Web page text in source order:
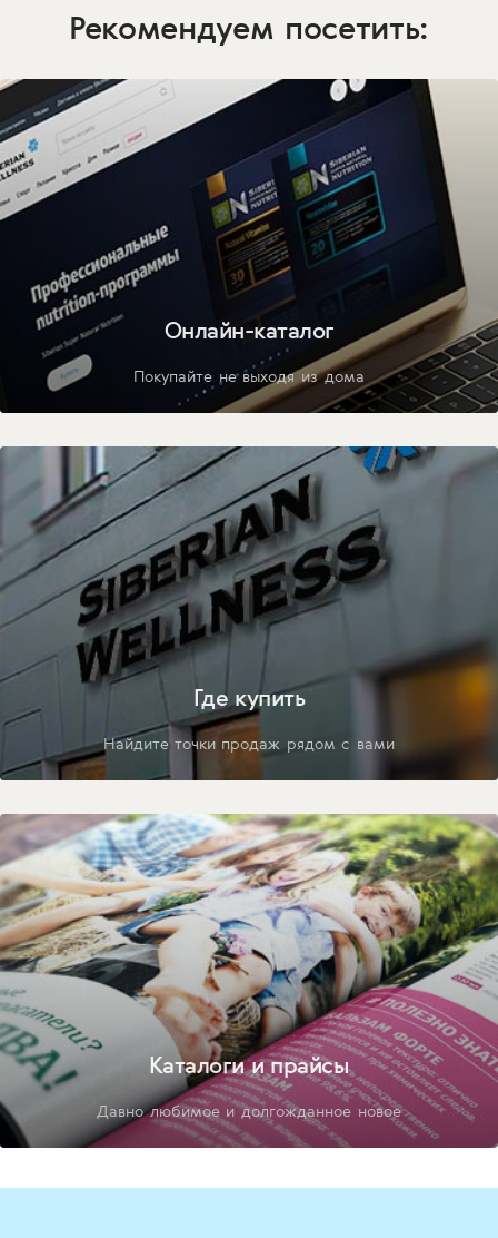
Рекомендуем посетить:
Онлайн-каталог
Покупайте не выходя из дома
Где купить
Найдите точки продаж рядом с вами
Каталоги и прайсы
Давно любимое и долгожданное новое